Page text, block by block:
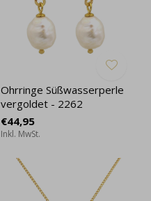
Ohrringe Süßwasserperle
vergoldet - 2262
€44,95
Inkl. MwSt.